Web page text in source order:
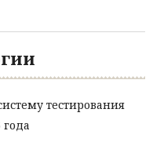
тестирования
года